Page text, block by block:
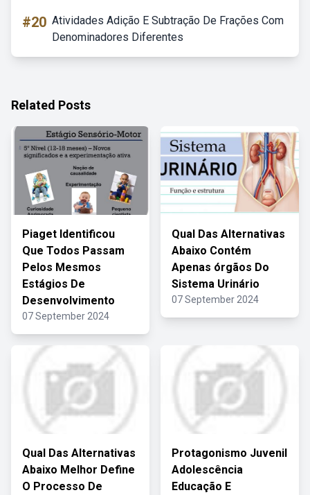
#20 Atividades Adição E Subtração De Frações Com
Denominadores Diferentes
Related Posts
Piaget Identificou
Que Todos Passam
Pelos Mesmos
Estágios De
Desenvolvimento
07 September 2024
Qual Das Alternativas
Abaixo Contém
Apenas órgãos Do
Sistema Urinário
07 September 2024
Qual Das Alternativas
Abaixo Melhor Define
O Processo De
Protagonismo Juvenil
Adolescência
Educação E